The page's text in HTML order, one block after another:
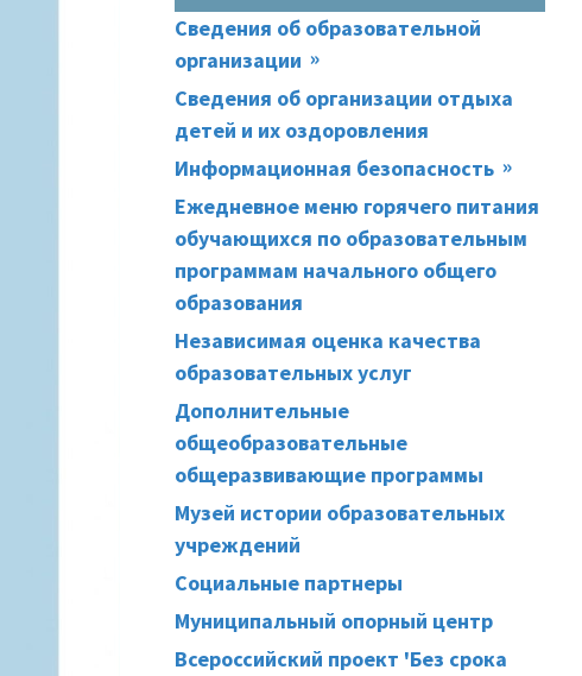
Сведения об образовательной
организации
Сведения об организации отдыха
детей и их оздоровления
Информационная безопасность
Ежедневное меню горячего питания
обучающихся по образовательным
программам начального общего
образования
Независимая оценка качества
образовательных услуг
Дополнительные
общеобразовательные
общеразвивающие программы
Музей истории образовательных
учреждений
Социальные партнеры
Муниципальный опорный центр
Всероссийский проект 'Без срока